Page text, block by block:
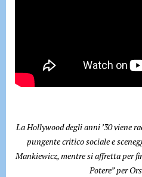
La Hollywood degli anni ’30 viene
pungente critico sociale e
Mankiewicz, mentre si affretta per
Potere” per